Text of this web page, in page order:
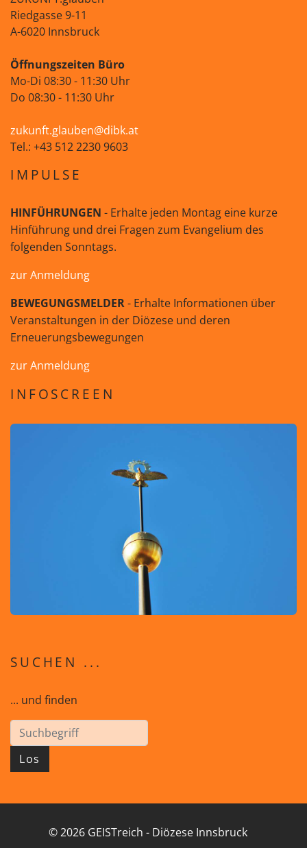
Riedgasse 9-11
A-6020 Innsbruck
Öffnungszeiten Büro
Mo-Di 08:30 - 11:30 Uhr
Do 08:30 - 11:30 Uhr
zukunft.glauben@dibk.at
Tel.: +43 512 2230 9603
IMPULSE
HINFÜHRUNGEN - Erhalte jeden Montag eine kurze
Hinführung und drei Fragen zum Evangelium des
folgenden Sonntags.
zur Anmeldung
BEWEGUNGSMELDER- Erhalte Informationen über
Veranstaltungen in der Diözese und deren
Erneuerungsbewegungen
zur Anmeldung
INFOSCREEN
SUCHEN ...
... und finden
Los
© 2026 GEISTreich - Diözese Innsbruck